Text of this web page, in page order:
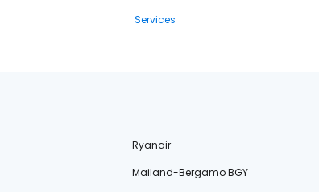
Services
Ryanair
Mailand-Bergamo BGY